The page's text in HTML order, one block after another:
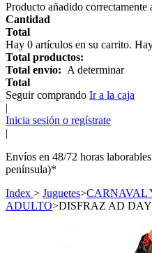
Producto añadido correctamente
Cantidad
Total
Hay 0 artículos en su carrito.
Total productos:
Total envío: A determinar
Total
Seguir comprando Ir a la caja
|
Inicia sesión o regístrate
|
Envíos en 48/72 horas
península)*
Index > Juguetes>CARNAVAL
ADULTO>DISFRAZ AD